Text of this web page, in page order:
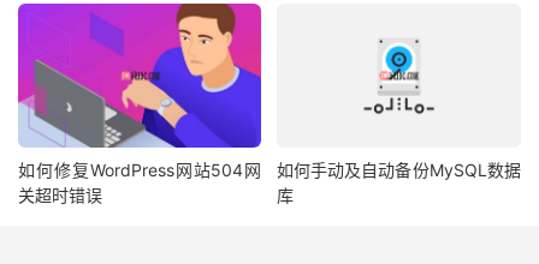
如何修复WordPress网站504网
关超时错误
如何手动及自动备份MySQL数据
库